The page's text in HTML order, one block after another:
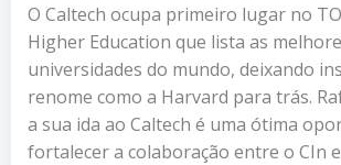
O Caltech ocupa primeiro lugar no
Higher Education que lista as
universidades do mundo, deixando
renome como a Harvard para trás.
a sua ida ao Caltech é uma ótima
fortalecer a colaboração entre o CIn